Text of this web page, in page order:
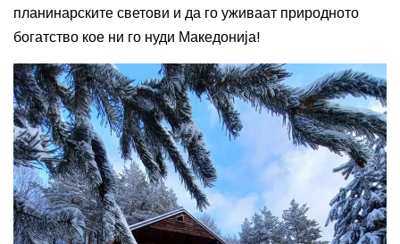
планинарските светови и да го уживаат природното
богатство кое ни го нуди Македонија!